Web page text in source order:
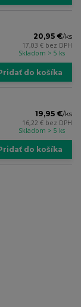
20,95 €/ks
17,03 € bez DPH
Skladom > 5 ks
do košíka
19,95 €/ks
16,22 € bez DPH
Skladom > 5 ks
do košíka